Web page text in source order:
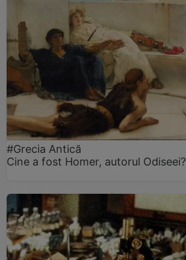
#Grecia Antică
Cine a fost Homer, autorul Odiseei?